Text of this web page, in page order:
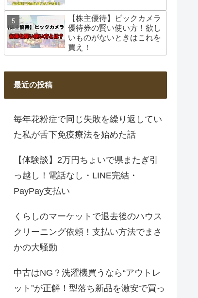
【株主優待】ビックカメラ
優待券の賢い使い方！欲し
いものがないときはこれを
買え！
最近の投稿
毎年花粉症で同じ失敗を繰り返してい
た私が舌下免疫療法を始めた話
【体験談】2万円ちょいで県またぎ引
っ越し！電話なし・LINE完結・
PayPay支払い
くらしのマーケットで退去後のハウス
クリーニング依頼！支払い方法でまさ
かの大騒動
中古はNG？洗濯機買うなら“アウトレ
ット”が正解！型落ち新品を激安で買っ